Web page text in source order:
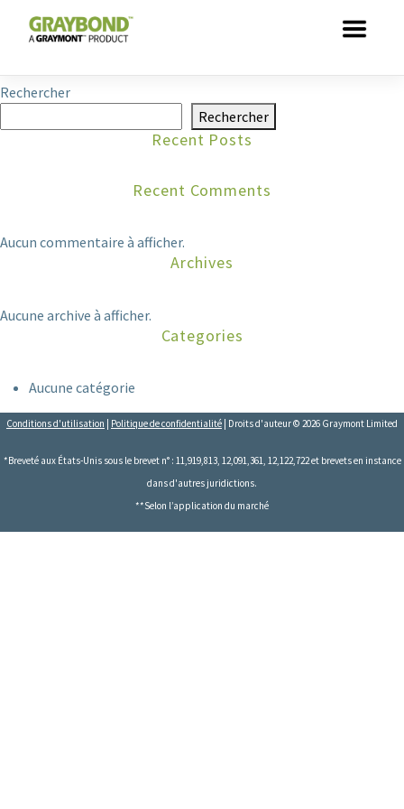
This entry was posted by
permalink
Rechercher
Rechercher
Recent Posts
Recent Comments
Aucun commentaire à afficher.
Archives
Aucune archive à afficher.
Categories
Aucune catégorie
Conditions d'utilisation | Politique de confidentialité | Droits d'auteur © 2026 Graymont Limited
*Breveté aux États-Unis sous le brevet n° : 11,919,813, 12,091,361, 12,122,722 et brevets en instance
dans d'autres juridictions.
**Selon l’application du marché